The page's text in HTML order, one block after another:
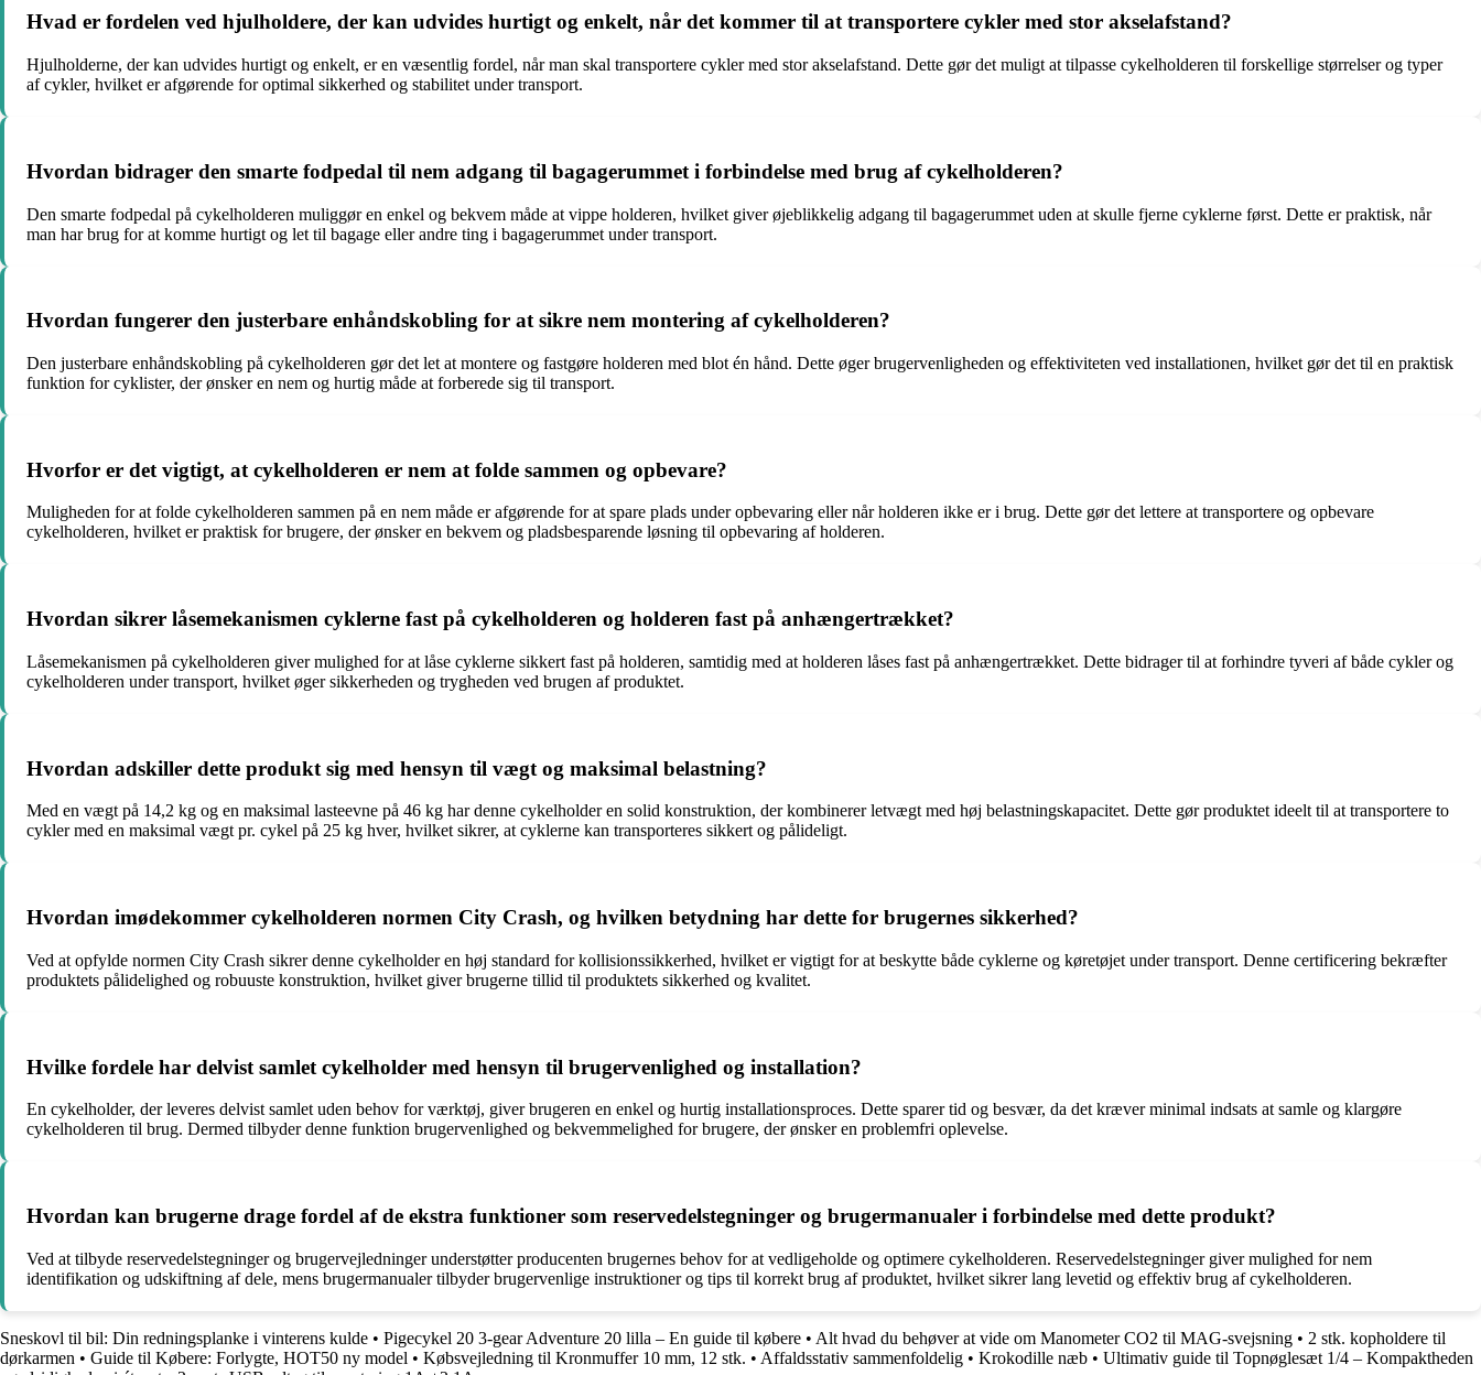
Hvad er fordelen ved hjulholdere, der kan udvides hurtigt og enkelt, når det kommer til at transportere cykler med stor akselafstand?
Hjulholderne, der kan udvides hurtigt og enkelt, er en væsentlig fordel, når man skal transportere cykler med stor akselafstand. Dette gør det muligt at tilpasse cykelholderen til forskellige størrelser og typer
af cykler, hvilket er afgørende for optimal sikkerhed og stabilitet under transport.
Hvordan bidrager den smarte fodpedal til nem adgang til bagagerummet i forbindelse med brug af cykelholderen?
Den smarte fodpedal på cykelholderen muliggør en enkel og bekvem måde at vippe holderen, hvilket giver øjeblikkelig adgang til bagagerummet uden at skulle fjerne cyklerne først. Dette er praktisk, når
man har brug for at komme hurtigt og let til bagage eller andre ting i bagagerummet under transport.
Hvordan fungerer den justerbare enhåndskobling for at sikre nem montering af cykelholderen?
Den justerbare enhåndskobling på cykelholderen gør det let at montere og fastgøre holderen med blot én hånd. Dette øger brugervenligheden og effektiviteten ved installationen, hvilket gør det til en praktisk
funktion for cyklister, der ønsker en nem og hurtig måde at forberede sig til transport.
Hvorfor er det vigtigt, at cykelholderen er nem at folde sammen og opbevare?
Muligheden for at folde cykelholderen sammen på en nem måde er afgørende for at spare plads under opbevaring eller når holderen ikke er i brug. Dette gør det lettere at transportere og opbevare
cykelholderen, hvilket er praktisk for brugere, der ønsker en bekvem og pladsbesparende løsning til opbevaring af holderen.
Hvordan sikrer låsemekanismen cyklerne fast på cykelholderen og holderen fast på anhængertrækket?
Låsemekanismen på cykelholderen giver mulighed for at låse cyklerne sikkert fast på holderen, samtidig med at holderen låses fast på anhængertrækket. Dette bidrager til at forhindre tyveri af både cykler og
cykelholderen under transport, hvilket øger sikkerheden og trygheden ved brugen af produktet.
Hvordan adskiller dette produkt sig med hensyn til vægt og maksimal belastning?
Med en vægt på 14,2 kg og en maksimal lasteevne på 46 kg har denne cykelholder en solid konstruktion, der kombinerer letvægt med høj belastningskapacitet. Dette gør produktet ideelt til at transportere to
cykler med en maksimal vægt pr. cykel på 25 kg hver, hvilket sikrer, at cyklerne kan transporteres sikkert og pålideligt.
Hvordan imødekommer cykelholderen normen City Crash, og hvilken betydning har dette for brugernes sikkerhed?
Ved at opfylde normen City Crash sikrer denne cykelholder en høj standard for kollisionssikkerhed, hvilket er vigtigt for at beskytte både cyklerne og køretøjet under transport. Denne certificering bekræfter
produktets pålidelighed og robuuste konstruktion, hvilket giver brugerne tillid til produktets sikkerhed og kvalitet.
Hvilke fordele har delvist samlet cykelholder med hensyn til brugervenlighed og installation?
En cykelholder, der leveres delvist samlet uden behov for værktøj, giver brugeren en enkel og hurtig installationsproces. Dette sparer tid og besvær, da det kræver minimal indsats at samle og klargøre
cykelholderen til brug. Dermed tilbyder denne funktion brugervenlighed og bekvemmelighed for brugere, der ønsker en problemfri oplevelse.
Hvordan kan brugerne drage fordel af de ekstra funktioner som reservedelstegninger og brugermanualer i forbindelse med dette produkt?
Ved at tilbyde reservedelstegninger og brugervejledninger understøtter producenten brugernes behov for at vedligeholde og optimere cykelholderen. Reservedelstegninger giver mulighed for nem
identifikation og udskiftning af dele, mens brugermanualer tilbyder brugervenlige instruktioner og tips til korrekt brug af produktet, hvilket sikrer lang levetid og effektiv brug af cykelholderen.
Sneskovl til bil: Din redningsplanke i vinterens kulde • Pigecykel 20 3-gear Adventure 20 lilla – En guide til købere • Alt hvad du behøver at vide om Manometer CO2 til MAG-svejsning • 2 stk. kopholdere til
dørkarmen • Guide til Købere: Forlygte, HOT50 ny model • Købsvejledning til Kronmuffer 10 mm, 12 stk. • Affaldsstativ sammenfoldelig • Krokodille næb • Ultimativ guide til Topnøglesæt 1/4 – Kompaktheden